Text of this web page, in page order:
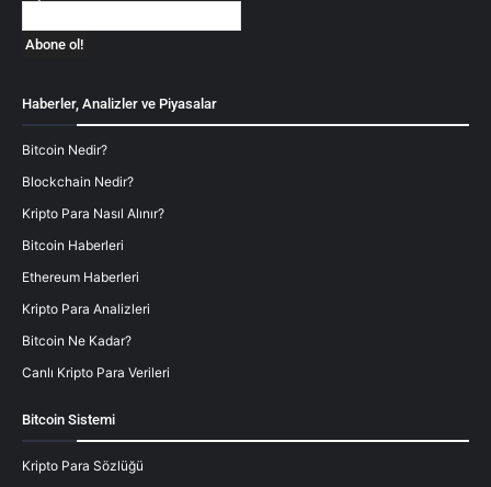
Haberler, Analizler ve Piyasalar
Bitcoin Nedir?
Blockchain Nedir?
Kripto Para Nasıl Alınır?
Bitcoin Haberleri
Ethereum Haberleri
Kripto Para Analizleri
Bitcoin Ne Kadar?
Canlı Kripto Para Verileri
Bitcoin Sistemi
Kripto Para Sözlüğü